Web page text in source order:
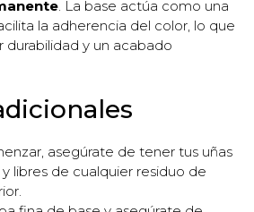
. La base actúa como una
la adherencia del color, lo que
durabilidad y un acabado
asegúrate de tener tus uñas
y libres de cualquier residuo de